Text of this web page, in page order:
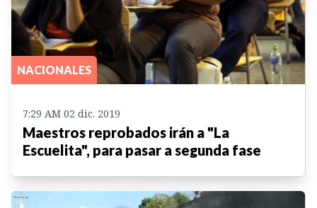
NACIONALES
7:29 AM 02 dic. 2019
Maestros reprobados irán a "La
Escuelita", para pasar a segunda fase